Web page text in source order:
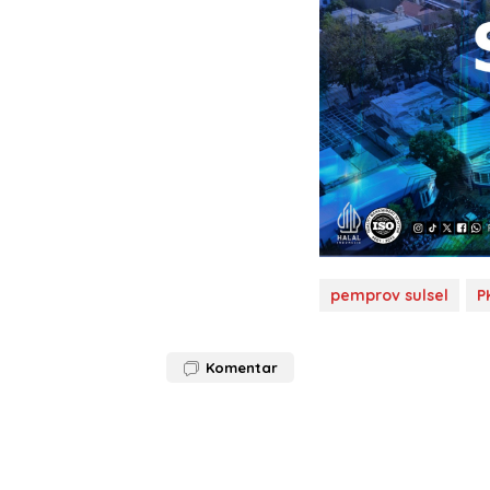
pemprov sulsel
Komentar